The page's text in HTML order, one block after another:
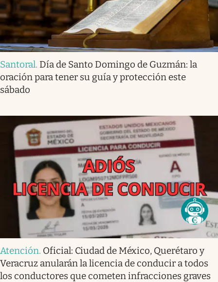
Santoral. Día de Santo Domingo de Guzmán: la
oración para tener su guía y protección este
sábado
Atención. Oficial: Ciudad de México, Querétaro y
Veracruz anularán la licencia de conducir a todos
los conductores que cometen infracciones graves